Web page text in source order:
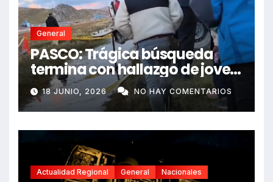
General
PASCO: Trágica búsqueda
termina con hallazgo de joven
sin vida en Rancas
18 JUNIO, 2026 NO HAY COMENTARIOS
Actualidad Regional General Nacionales